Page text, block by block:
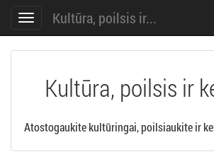
Toggle
navigation
Kultūra, poilsis ir...
Kultūra, poilsis ir
Atostogaukite kultūringai, poilsiaukite ir